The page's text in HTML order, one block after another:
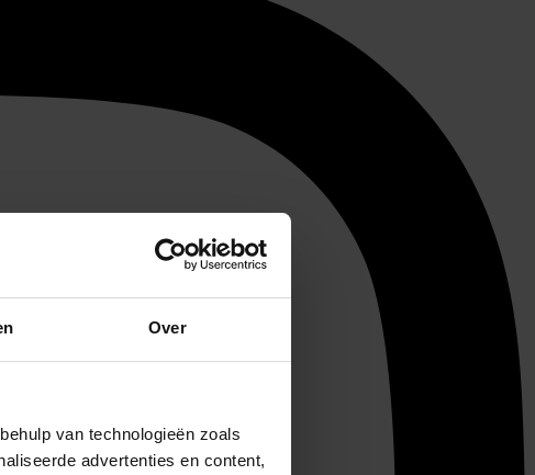
Over
van technologieën zoals
advertenties en content,